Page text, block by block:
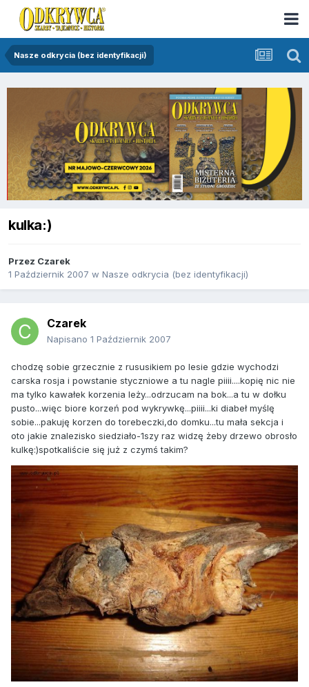
Nasze odkrycia (bez identyfikacji)
kulka:)
Przez Czarek
1 Październik 2007 w Nasze odkrycia (bez identyfikacji)
Czarek
Napisano 1 Październik 2007
chodzę sobie grzecznie z rususikiem po lesie gdzie wychodzi
carska rosja i powstanie styczniowe a tu nagle piiii....kopię nic nie
ma tylko kawałek korzenia leży...odrzucam na bok...a tu w dołku
pusto...więc biore korzeń pod wykrywkę...piiii...ki diabeł myślę
sobie...pakuję korzen do torebeczki,do domku...tu mała sekcja i
oto jakie znalezisko siedziało-1szy raz widzę żeby drzewo obrosło
kulkę:)spotkaliście się już z czymś takim?